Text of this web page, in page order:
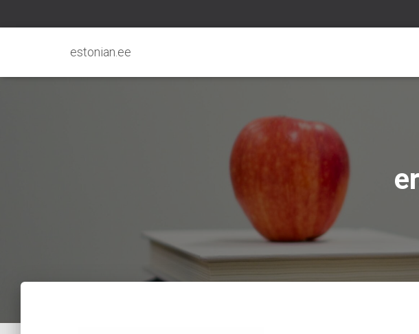
estonian.ee